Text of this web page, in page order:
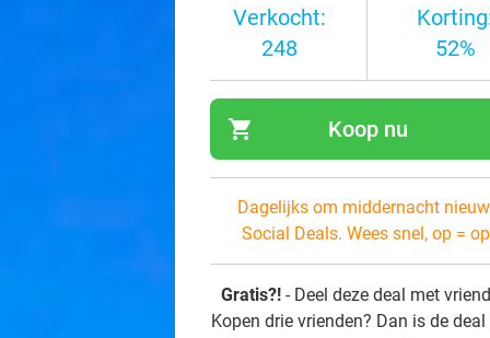
Verkocht:
248
52%
shopping_cart Koop nu
Dagelijks om middernacht
Social Deals. Wees snel, op =
Gratis?! - Deel deze deal met
Kopen drie vrienden? Dan is de